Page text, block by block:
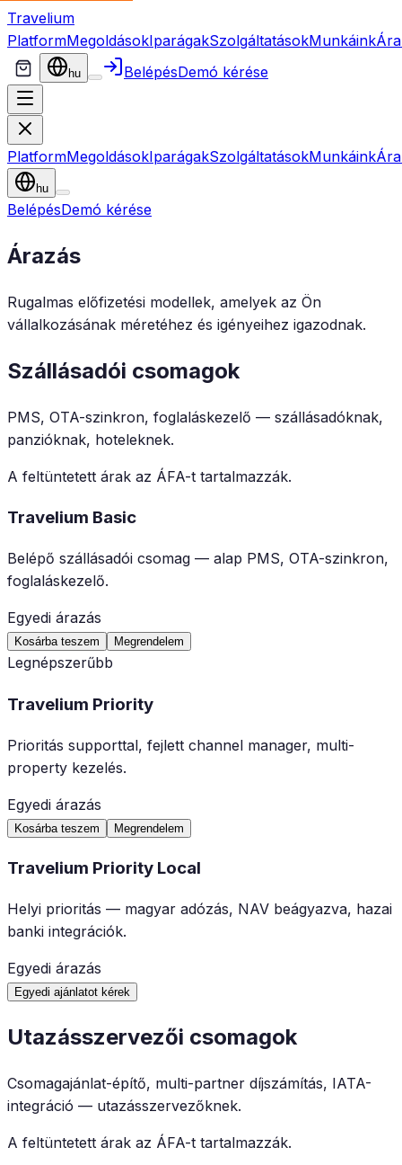
Travelium
PlatformMegoldásokIparágakSzolgáltatásokMunkáink
hu BelépésDemó kérése
PlatformMegoldásokIparágakSzolgáltatásokMunkáink
hu
BelépésDemó kérése
Árazás
Rugalmas előfizetési modellek, amelyek az Ön
vállalkozásának méretéhez és igényeihez igazodnak.
Szállásadói csomagok
PMS, OTA-szinkron, foglaláskezelő — szállásadóknak,
panzióknak, hoteleknek.
A feltüntetett árak az ÁFA-t tartalmazzák.
Travelium Basic
Belépő szállásadói csomag — alap PMS, OTA-szinkron,
foglaláskezelő.
Egyedi árazás
Kosárba teszem Megrendelem
Legnépszerűbb
Travelium Priority
Prioritás supporttal, fejlett channel manager, multi-
property kezelés.
Egyedi árazás
Kosárba teszem Megrendelem
Travelium Priority Local
Helyi prioritás — magyar adózás, NAV beágyazva, hazai
banki integrációk.
Egyedi árazás
Egyedi ajánlatot kérek
Utazásszervezői csomagok
Csomagajánlat-építő, multi-partner díjszámítás, IATA-
integráció — utazásszervezőknek.
A feltüntetett árak az ÁFA-t tartalmazzák.